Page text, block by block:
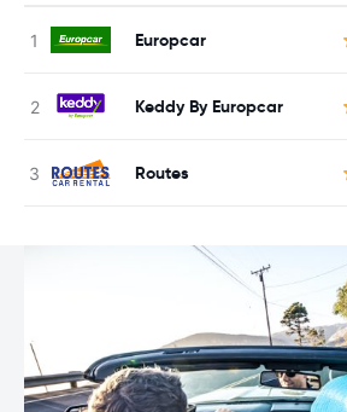
Europcar
Keddy By Europcar
Routes